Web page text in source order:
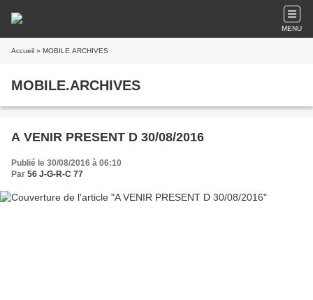
MENU
Accueil » MOBILE.ARCHIVES
MOBILE.ARCHIVES
A VENIR PRESENT D 30/08/2016
Publié le 30/08/2016 à 06:10
Par 56 J-G-R-C 77